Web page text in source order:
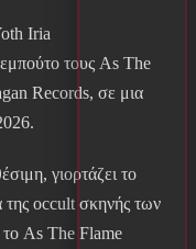
Iria
τους As The
Records, σε μια
γιορτάζει το
occult σκηνής των
As The Flame